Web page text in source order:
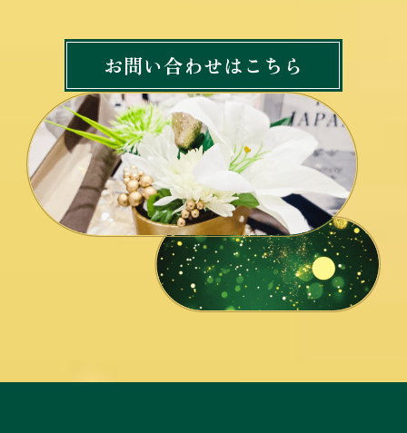
お問い合わせはこちら